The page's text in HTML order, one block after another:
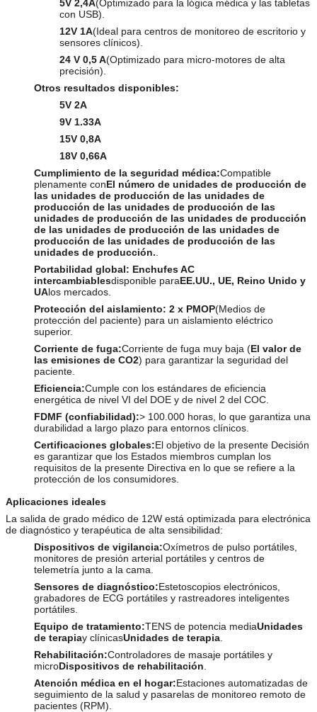
5V 2,4A(Optimizado para la lógica médica y las tabletas
con USB).
12V 1A(Ideal para centros de monitoreo de escritorio y
sensores clínicos).
24 V 0,5 A(Optimizado para micro-motores de alta
precisión).
Otros resultados disponibles:
5V 2A
9V 1.33A
15V 0,8A
18V 0,66A
Cumplimiento de la seguridad médica:Compatible
plenamente conEl número de unidades de producción de
las unidades de producción de las unidades de
producción de las unidades de producción de las
unidades de producción de las unidades de producción
de las unidades de producción de las unidades de
producción de las unidades de producción de las
unidades de producción.
Portabilidad global: Enchufes AC
intercambiablesdisponible paraEE.UU., UE, Reino Unido y
UAlos mercados.
Protección del aislamiento: 2 x PMOP(Medios de
protección del paciente) para un aislamiento eléctrico
superior.
Corriente de fuga:Corriente de fuga muy baja (El valor de
las emisiones de CO2) para garantizar la seguridad del
paciente.
Eficiencia:Cumple con los estándares de eficiencia
energética de nivel VI del DOE y de nivel 2 del COC.
FDMF (confiabilidad):> 100.000 horas, lo que garantiza una
durabilidad a largo plazo para entornos clínicos.
Certificaciones globales:El objetivo de la presente Decisión
es garantizar que los Estados miembros cumplan los
requisitos de la presente Directiva en lo que se refiere a la
protección de los consumidores.
Aplicaciones ideales
La salida de grado médico de 12W está optimizada para electrónica
de diagnóstico y terapéutica de alta sensibilidad:
Dispositivos de vigilancia:Oxímetros de pulso portátiles,
monitores de presión arterial portátiles y centros de
telemetría junto a la cama.
Sensores de diagnóstico:Estetoscopios electrónicos,
grabadores de ECG portátiles y rastreadores inteligentes
portátiles.
Equipo de tratamiento:TENS de potencia mediaUnidades
de terapiay clínicasUnidades de terapia
Rehabilitación:Controladores de masaje portátiles y
microDispositivos de rehabilitación
Atención médica en el hogar:Estaciones automatizadas de
seguimiento de la salud y pasarelas de monitoreo remoto de
pacientes (RPM).